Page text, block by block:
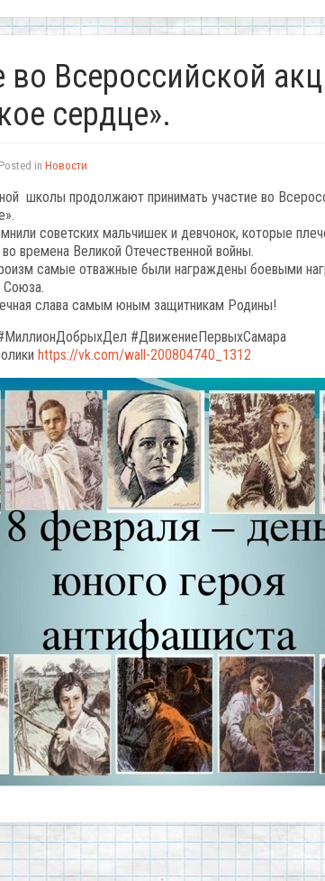
во Всероссийской
сердце».
in Новости
школы продолжают принимать участие во
советских мальчишек и девчонок, которые
времена Великой Отечественной войны.
самые отважные были награждены боевыми
Союза.
слава самым юным защитникам Родины!
#ДвижениеПервыхСамара
https://vk.com/wall-200804740_1312